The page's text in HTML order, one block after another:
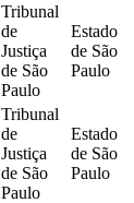
Tribunal
de
Justiça
de São
Paulo
Estado
de São
Paulo
Tribunal
de
Justiça
de São
Paulo
Estado
de São
Paulo